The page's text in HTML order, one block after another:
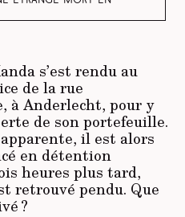
s’est rendu au
de la rue
à Anderlecht, pour y
de son portefeuille.
il est alors
en détention
heures plus tard,
retrouvé pendu. Que
?